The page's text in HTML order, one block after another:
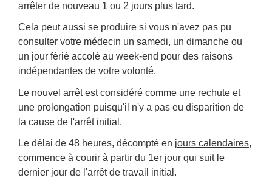
arrêter de nouveau 1 ou 2 jours plus tard.
Cela peut aussi se produire si vous n'avez pas pu
consulter votre médecin un samedi, un dimanche ou
un jour férié accolé au week-end pour des raisons
indépendantes de votre volonté.
Le nouvel arrêt est considéré comme une rechute et
une prolongation puisqu'il n'y a pas eu disparition de
la cause de l'arrêt initial.
Le délai de 48 heures, décompté en jours calendaires,
commence à courir à partir du 1er jour qui suit le
dernier jour de l'arrêt de travail initial.